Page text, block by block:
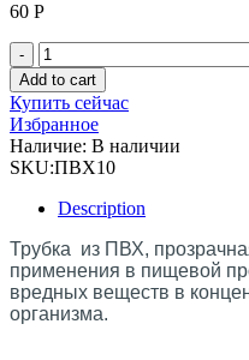
60 Р
Шланг
(трубка)
ПВХ
10Х1,5
мм
прозрачный
quantity
Add to cart
Купить сейчас
Избранное
Наличие: В наличии
SKU:ПВХ10
Description
Трубка из ПВХ,
применения в пищевой
вредных веществ в
организма.